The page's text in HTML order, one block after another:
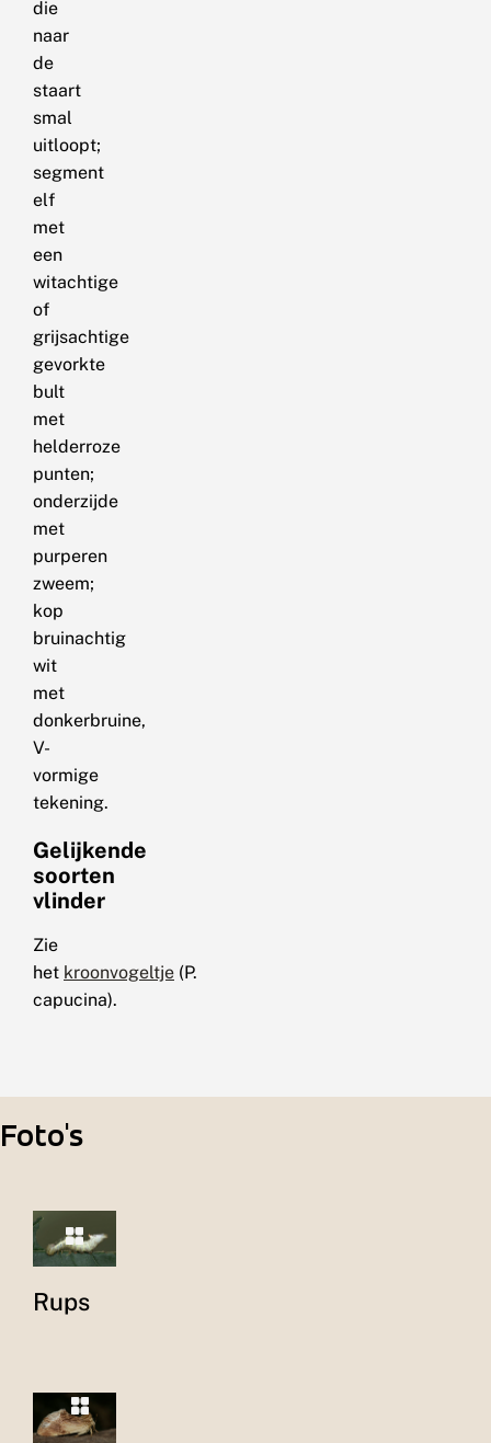
die
naar
de
staart
smal
uitloopt;
segment
elf
met
een
witachtige
of
grijsachtige
gevorkte
bult
met
helderroze
punten;
onderzijde
met
purperen
zweem;
kop
bruinachtig
wit
met
donkerbruine,
V-
vormige
tekening.
Gelijkende
soorten
vlinder
Zie
het kroonvogeltje (P.
capucina).
Foto's
Rups